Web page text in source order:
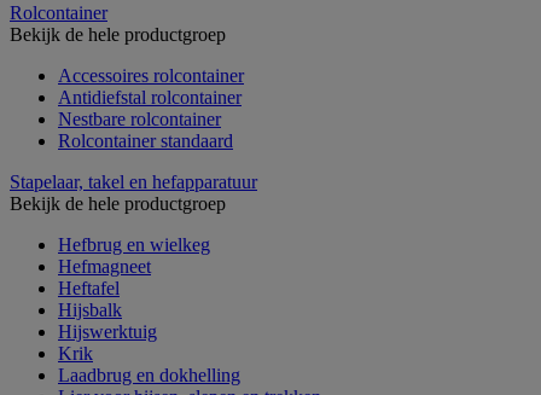
Rolcontainer
Bekijk de hele productgroep
Accessoires rolcontainer
Antidiefstal rolcontainer
Nestbare rolcontainer
Rolcontainer standaard
Stapelaar, takel en hefapparatuur
Bekijk de hele productgroep
Hefbrug en wielkeg
Hefmagneet
Heftafel
Hijsbalk
Hijswerktuig
Krik
Laadbrug en dokhelling